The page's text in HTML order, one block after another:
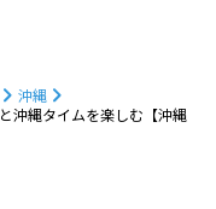
沖縄
沖縄タイムを楽しむ【沖縄